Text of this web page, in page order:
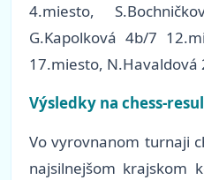
4.miesto,
G.Kapolková 4b/7
17.miesto,
Výsledky na chess-
Vo vyrovnanom turnaji
najsilnejšom krajskom